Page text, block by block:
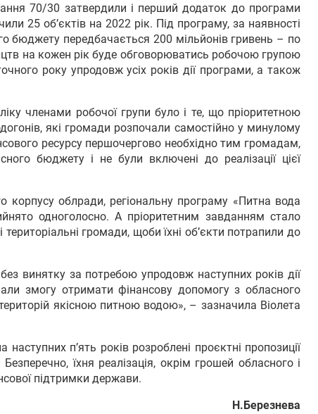
70/30 затвердили і перший додаток до програми
25 об’єктів на 2022 рік. Під програму, за наявності
бюджету передбачається 200 мільйонів гривень – по
на кожен рік буде обговорюватись робочою групою
року упродовж усіх років дії програми, а також
членами робочої групи було і те, що пріоритетною
які громади розпочали самостійно у минулому
ресурсу першочергово необхідно тим громадам,
бюджету і не були включені до реалізації цієї
корпусу облради, регіональну програму «Питна вода
одноголосно. А пріоритетним завданням стало
громади, щоби їхні об’єкти потрапили до
винятку за потребою упродовж наступних років дії
змогу отримати фінансову допомогу з обласного
якісною питною водою», – зазначила Віолета
п’ять років розроблені проєктні пропозиції
їхня реалізація, окрім грошей обласного і
підтримки держави.
Н.Березнева